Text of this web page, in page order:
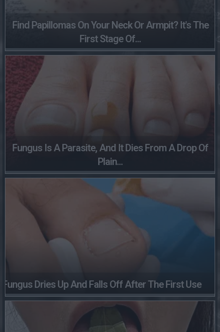
Find Papillomas On Your Neck Or Armpit? It's The
First Stage Of...
Fungus Is A Parasite, And It Dies From A Drop Of
Plain...
Fungus Dries Up And Falls Off After The First Use